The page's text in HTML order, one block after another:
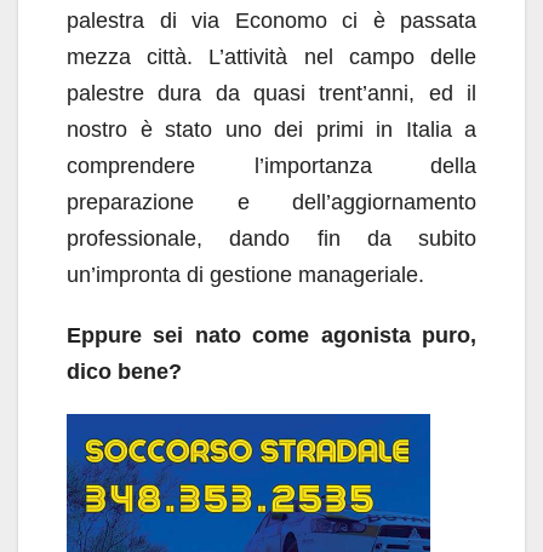
palestra di via Economo ci è passata
mezza città. L’attività nel campo delle
palestre dura da quasi trent’anni, ed il
nostro è stato uno dei primi in Italia a
comprendere l’importanza della
preparazione e dell’aggiornamento
professionale, dando fin da subito
un’impronta di gestione manageriale.
Eppure sei nato come agonista puro,
dico bene?